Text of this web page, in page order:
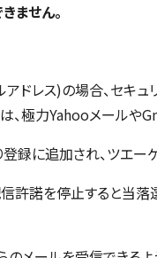
ません。
レス)の場合、セキュ
極力Yahooメールや
録に追加され、ツエー
許諾を停止すると当落